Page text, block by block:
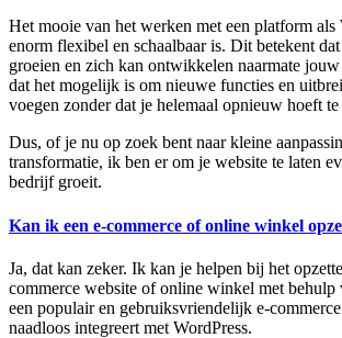
Het mooie van het werken met een platform als
enorm flexibel en schaalbaar is. Dit betekent
groeien en zich kan ontwikkelen naarmate
dat het mogelijk is om nieuwe functies en
voegen zonder dat je helemaal opnieuw hoeft
Dus, of je nu op zoek bent naar kleine
transformatie, ik ben er om je website te laten
bedrijf groeit.
Kan ik een e-commerce of online winkel
Ja, dat kan zeker. Ik kan je helpen bij het
commerce website of online winkel met behulp
een populair en gebruiksvriendelijk e-
naadloos integreert met WordPress.